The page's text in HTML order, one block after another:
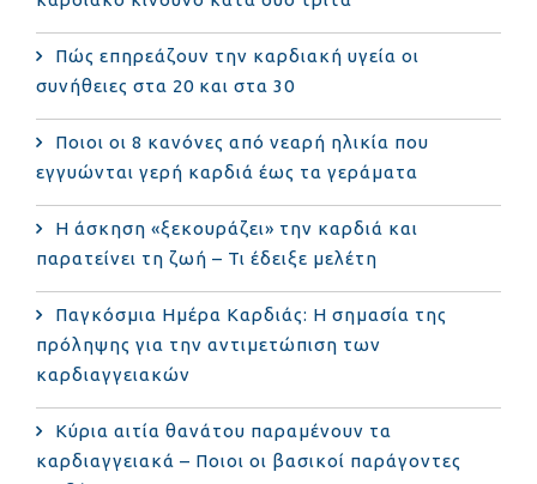
Πώς επηρεάζουν την καρδιακή υγεία οι
συνήθειες στα 20 και στα 30
Ποιοι οι 8 κανόνες από νεαρή ηλικία που
εγγυώνται γερή καρδιά έως τα γεράματα
Η άσκηση «ξεκουράζει» την καρδιά και
παρατείνει τη ζωή – Τι έδειξε μελέτη
Παγκόσμια Ημέρα Καρδιάς: Η σημασία της
πρόληψης για την αντιμετώπιση των
καρδιαγγειακών
Κύρια αιτία θανάτου παραμένουν τα
καρδιαγγειακά – Ποιοι οι βασικοί παράγοντες